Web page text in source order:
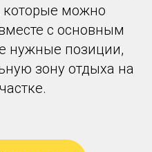
можно
с основным
нужные позиции,
зону отдыха на